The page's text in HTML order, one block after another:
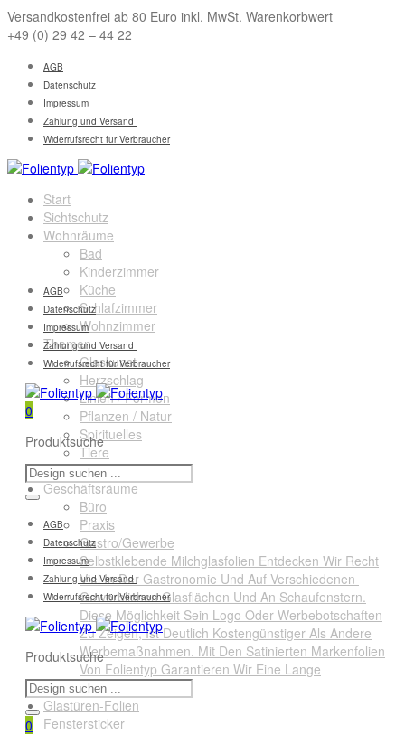
Versandkostenfrei ab 80 Euro inkl. MwSt. Warenkorbwert
+49 (0) 29 42 – 44 22
AGB
Datenschutz
Impressum
Zahlung und Versand
Widerrufsrecht für Verbraucher
Start
Sichtschutz
Wohnräume
Bad
Kinderzimmer
Küche
Schlafzimmer
Wohnzimmer
Themen
Glaskunst
Herzschlag
Linien / Formen
Pflanzen / Natur
Spirituelles
Tiere
Querformate
Geschäftsräume
Büro
Praxis
Gastro/Gewerbe
Selbstklebende Milchglasfolien Entdecken Wir Recht
Viel In Der Gastronomie Und Auf Verschiedenen
Gewerblichen Glasflächen Und An Schaufenstern.
Diese Möglichkeit Sein Logo Oder Werbebotschaften
Zu Zeigen, Ist Deutlich Kostengünstiger Als Andere
Werbemaßnahmen. Mit Den Satinierten Markenfolien
Von Folientyp Garantieren Wir Eine Lange
Lebensdauer.
Glastüren-Folien
Fenstersticker
AGB
Datenschutz
Impressum
Zahlung und Versand
Widerrufsrecht für Verbraucher
0
Produktsuche
AGB
Datenschutz
Impressum
Zahlung und Versand
Widerrufsrecht für Verbraucher
Produktsuche
0